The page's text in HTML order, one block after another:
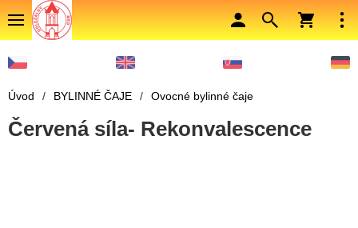
Úvod / BYLINNÉ ČAJE / Ovocné bylinné čaje
Červená síla- Rekonvalescence